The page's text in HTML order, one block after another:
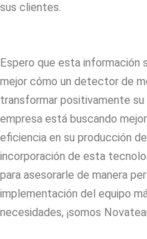
sus clientes.
Espero que esta información
mejor cómo un detector de
transformar positivamente
empresa está buscando
eficiencia en su producción
incorporación de esta
para asesorarle de manera
implementación del equipo
necesidades, ¡somos